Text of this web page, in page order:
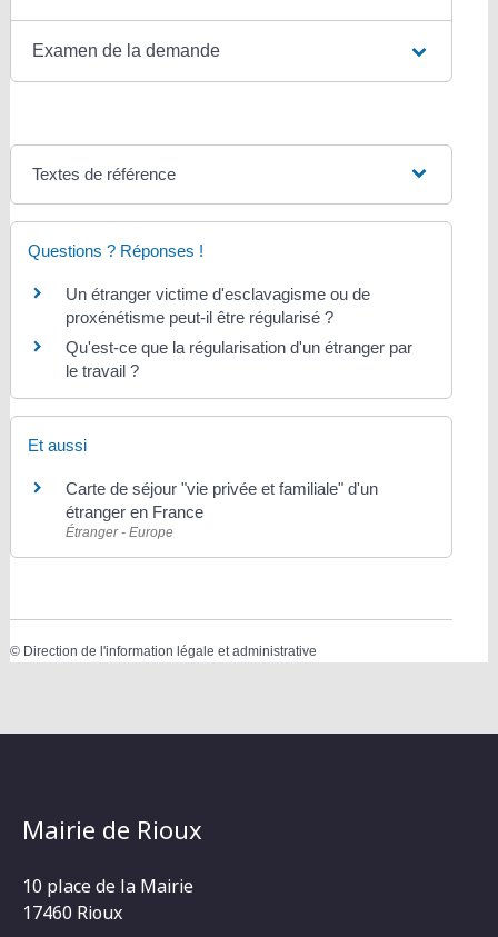
Examen de la demande
Textes de référence
Questions ? Réponses !
Un étranger victime d'esclavagisme ou de
proxénétisme peut-il être régularisé ?
Qu'est-ce que la régularisation d'un étranger par
le travail ?
Et aussi
Carte de séjour "vie privée et familiale" d'un
étranger en France
Étranger - Europe
© Direction de l'information légale et administrative
Mairie de Rioux
10 place de la Mairie
17460 Rioux